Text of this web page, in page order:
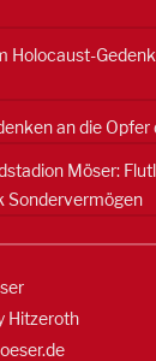
Holocaust-
an die
Möser:
Sondervermögen
Hitzeroth